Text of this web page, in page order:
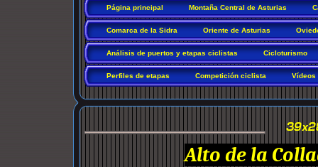
Página principal Montaña Central de Asturias
Comarca de la Sidra Oriente de Asturias
Análisis de puertos y etapas ciclistas Cicloturismo
Perfiles de etapas Competición ciclista Vídeos
Alto de la